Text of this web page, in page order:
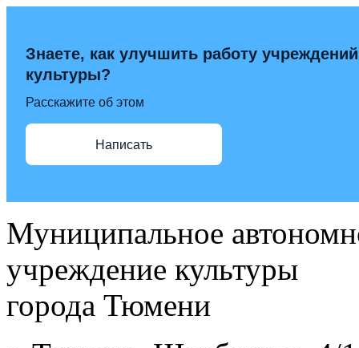
Знаете, как улучшить работу учреждений
культуры?
Расскажите об этом
Написать
Муниципальное
учреждение культуры
города Тюмени